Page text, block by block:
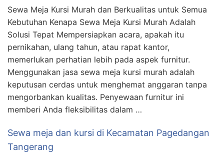
Sewa Meja Kursi Murah dan Berkualitas untuk Semua
Kebutuhan Kenapa Sewa Meja Kursi Murah Adalah
Solusi Tepat Mempersiapkan acara, apakah itu
pernikahan, ulang tahun, atau rapat kantor,
memerlukan perhatian lebih pada aspek furnitur.
Menggunakan jasa sewa meja kursi murah adalah
keputusan cerdas untuk menghemat anggaran tanpa
mengorbankan kualitas. Penyewaan furnitur ini
memberi Anda fleksibilitas dalam …
Sewa meja dan kursi di Kecamatan Pagedangan
Tangerang